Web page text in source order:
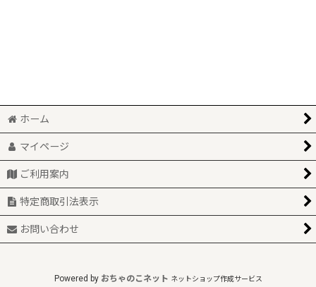
新商品
再入荷
ホーム
マイページ
ご利用案内
特定商取引法表示
お問い合わせ
Powered by おちゃのこネット ネットショップ作成サービス